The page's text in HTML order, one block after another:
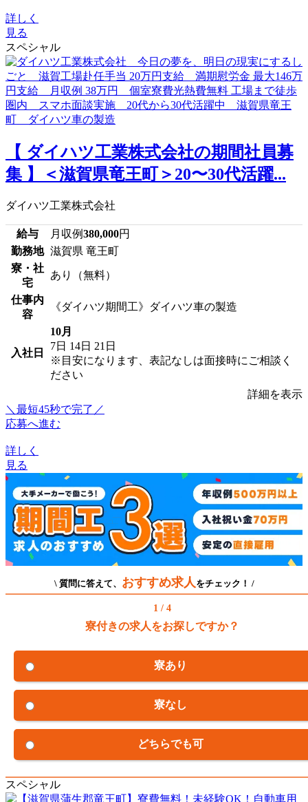
詳しく
見る
スペシャル
【 ダイハツ工業株式会社の期間社員募
集 】＜滋賀県竜王町＞20〜30代活躍...
ダイハツ工業株式会社
給与 月収例380,000円
勤務地 滋賀県 竜王町
寮・社
宅
あり（無料）
仕事内
容
《ダイハツ期間工》ダイハツ車の製造
入社日
10月
7日 14日 21日
※目安になります、表記なしは面接時にご相談く
ださい
詳細を表示
＼最短45秒で完了／
応募へ進む
詳しく
見る
\ 質問に答えて、 おすすめ求人 をチェック！ /
1 / 4
寮付きの求人をお探しですか？
寮あり
寮なし
どちらでも可
スペシャル